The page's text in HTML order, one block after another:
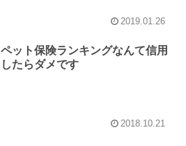
2019.01.26
ペット保険ランキングなんて信用
したらダメです
2018.10.21